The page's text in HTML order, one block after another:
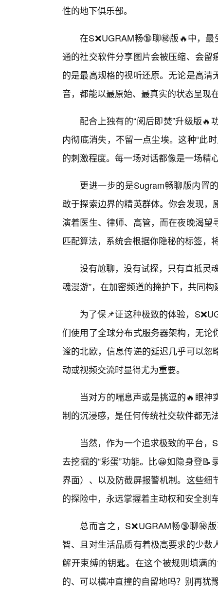
性的地下俱乐部。
在S❌UGRAM畅🔞聊㊙️版🔥中，
通的社交软件分享图片会被压缩、会
的是最高规格的视听还原。无论是高
音，都能以最原始、最真实的状态呈现
配合上独有的“阅后即焚”升级版
内彻底消失，不留一点尘埃。这种“此
的刺激程度。每一场对话都像是一场精
更进一步的是Sugram畅聊版内置
敢于探索边界的精英群体。你会发现
演着医生、律师、高管，而在夜晚渴
匹配算法，系统会根据你隐秘的标签，
没有尬聊，没有试探，只有直抵灵
魂漫游”，在加密频道的掩护下，共同
为了保📌证这种极致的体验，
们使用了全球分布式服务器架构，无
谧的北欧，信息传递的延迟几乎可以
动或视频交流时显得尤为重要。
当对方的喘息声或是挑逗的🔥眼
制的沉浸感，是任何传统社交软件都无
当然，作为一个追求极致的平台，
去挖掘的“彩蛋”功能。比😀如隐身登
界面）、以及防截屏报警机制。这些
的探险中，永远掌握着主动权和安全刹
总而言之，S❌UGRAM畅🔞聊㊙️
智、且对生活品质有着极高要求的少
解开束缚的钥匙。在这个被规则填满
的、可以横冲直撞的自留地吗？别再犹